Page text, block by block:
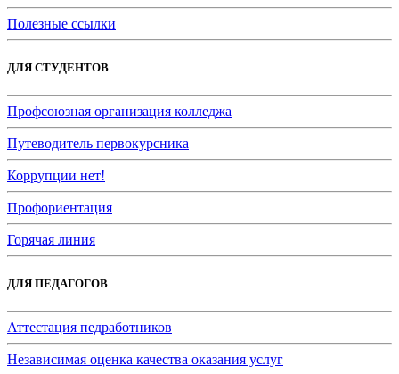
Полезные ссылки
ДЛЯ СТУДЕНТОВ
Профсоюзная организация колледжа
Путеводитель первокурсника
Коррупции нет!
Профориентация
Горячая линия
ДЛЯ ПЕДАГОГОВ
Аттестация педработников
Независимая оценка качества оказания услуг